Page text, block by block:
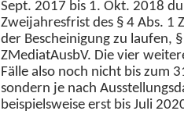
Sept. 2017 bis 1. Okt. 2018
Zweijahresfrist des § 4 Abs. 1
der Bescheinigung zu laufen,
ZMediatAusbV. Die vier
Fälle also noch nicht bis zum
sondern je nach
beispielsweise erst bis Juli